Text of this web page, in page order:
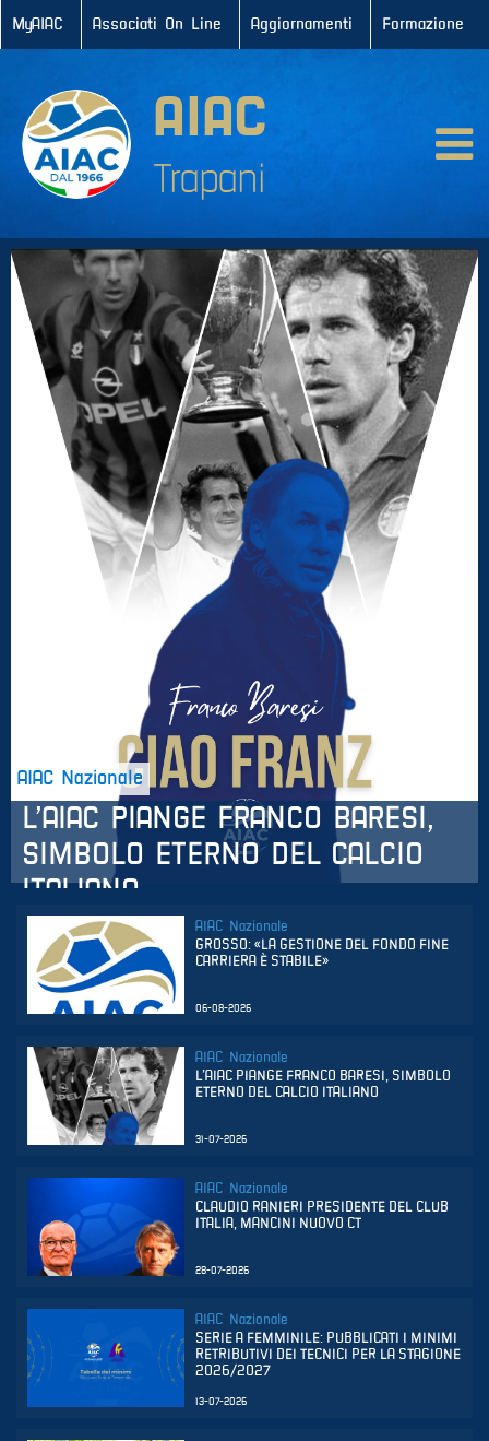
A
A
C
Info
generali
Servizi
associati
MyAIAC Associati On Line Aggiornamenti Formazione
AIAC
Trapani
AIAC Nazionale
L’AIAC PIANGE FRANCO BARESI,
SIMBOLO ETERNO DEL CALCIO
ITALIANO
AIAC Nazionale
GROSSO: «LA GESTIONE DEL FONDO FINE
CARRIERA È STABILE»
06-08-2026
AIAC Nazionale
L’AIAC PIANGE FRANCO BARESI, SIMBOLO
ETERNO DEL CALCIO ITALIANO
31-07-2026
AIAC Nazionale
CLAUDIO RANIERI PRESIDENTE DEL CLUB
ITALIA, MANCINI NUOVO CT
28-07-2026
AIAC Nazionale
SERIE A FEMMINILE: PUBBLICATI I MINIMI
RETRIBUTIVI DEI TECNICI PER LA STAGIONE
2026/2027
13-07-2026